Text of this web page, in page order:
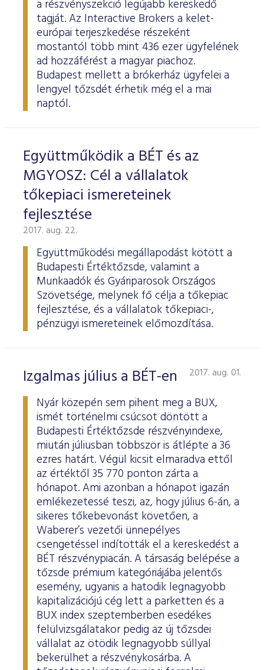
a részvényszekció legújabb kereskedő
tagját. Az Interactive Brokers a kelet-
európai terjeszkedése részeként
mostantól több mint 436 ezer ügyfelének
ad hozzáférést a magyar piachoz.
Budapest mellett a brókerház ügyfelei a
lengyel tőzsdét érhetik még el a mai
naptól.
Együttműködik a BÉT és az
MGYOSZ: Cél a vállalatok
tőkepiaci ismereteinek
fejlesztése
2017. aug. 22.
Együttműködési megállapodást kötött a
Budapesti Értéktőzsde, valamint a
Munkaadók és Gyáriparosok Országos
Szövetsége, melynek fő célja a tőkepiac
fejlesztése, és a vállalatok tőkepiaci-,
pénzügyi ismereteinek előmozdítása.
Izgalmas július a BÉT-en 2017. aug. 01.
Nyár közepén sem pihent meg a BUX,
ismét történelmi csúcsot döntött a
Budapesti Értéktőzsde részvényindexe,
miután júliusban többször is átlépte a 36
ezres határt. Végül kicsit elmaradva ettől
az értéktől 35 770 ponton zárta a
hónapot. Ami azonban a hónapot igazán
emlékezetessé teszi, az, hogy július 6-án, a
sikeres tőkebevonást követően, a
Waberer’s vezetői ünnepélyes
csengetéssel indították el a kereskedést a
BÉT részvénypiacán. A társaság belépése a
tőzsde prémium kategóriájába jelentős
esemény, ugyanis a hatodik legnagyobb
kapitalizációjú cég lett a parketten és a
BUX index szeptemberben esedékes
felülvizsgálatakor pedig az új tőzsdei
vállalat az ötödik legnagyobb súllyal
bekerülhet a részvénykosárba. A